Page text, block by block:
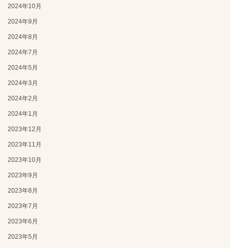
2024年10月
2024年9月
2024年8月
2024年7月
2024年5月
2024年3月
2024年2月
2024年1月
2023年12月
2023年11月
2023年10月
2023年9月
2023年8月
2023年7月
2023年6月
2023年5月